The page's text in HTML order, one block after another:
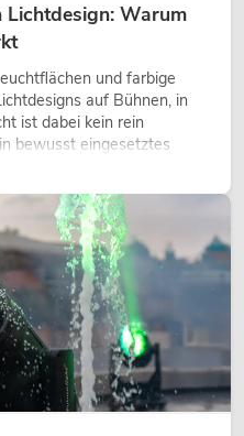
Lichtdesign: Warum
und farbige
auf Bühnen, in
ist dabei kein rein
bewusst eingesetztes
gibt Szenen
Setups emotionaler